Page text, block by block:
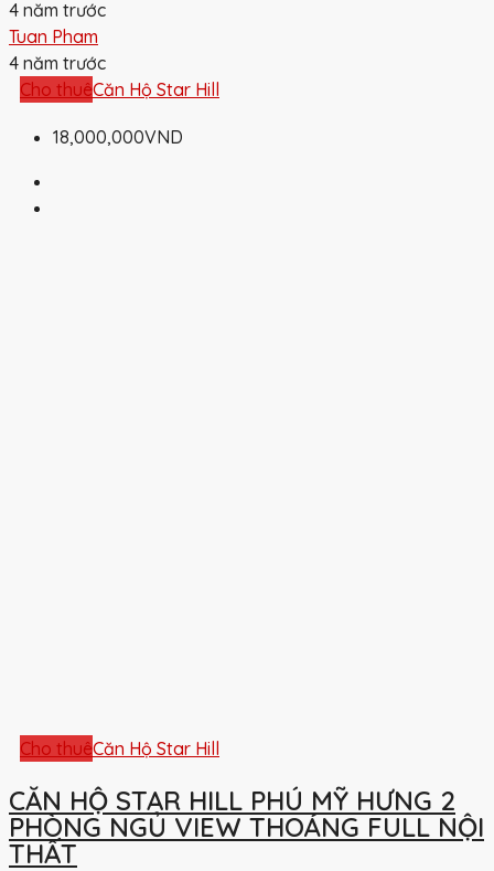
4 năm trước
Tuan Pham
4 năm trước
Cho thuêCăn Hộ Star Hill
18,000,000VND
Cho thuêCăn Hộ Star Hill
CĂN HỘ STAR HILL PHÚ MỸ HƯNG 2
PHÒNG NGỦ VIEW THOÁNG FULL NỘI
THẤT